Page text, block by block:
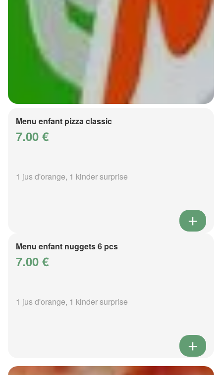
Menu enfant pizza classic
7.00 €
1 jus d'orange, 1 kinder surprise
Menu enfant nuggets 6 pcs
7.00 €
1 jus d'orange, 1 kinder surprise